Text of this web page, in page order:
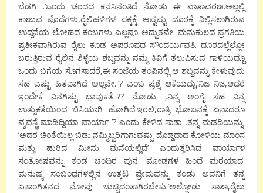
ಬೆಡಗಿ .’ಒಂದು ಚಂದದ ಕನಸಿನಂತಿದೆ ನೋಡು ಈ ವಾತಾವರಣ.ಅಲ್ಲಲ್ಲಿ
ಕಾಣುವ ಪೊದೆಗಳು,ರೈಲಿಹಳಿಗಳ ಪಕ್ಕಕ್ಕೆ ಅಷ್ಟಷ್ಟು ದೂರಕ್ಕೆ ನಿಲ್ಲಿಸಲಾಗಿರುವ
ಉದ್ದನೆಯ ಲೋಹದ ಕಂಬಗಳು ಎಲ್ಲವೂ ಅದ್ಭುತವೇ. ಮನುಕುಲದ ಪ್ರಗತಿಯ
ಪ್ರತೀಕವಾಗಿರುವ ರೈಲು ಕೂಡ ಅಪರೂಪದ ಸೌಂದರ್ಯವತಿ. ದೂರದಲ್ಲೆಲ್ಲೋ
ಬರುತ್ತಿರುವ ರೈಲಿನ ಶಿಳ್ಳೆಯ ಶಬ್ದವನ್ನು ನಮ್ಮ ಕಿವಿಗೆ ತಲುಪಿಸುವ ಗಾಳಿಯದ್ದೂ
ಒಂದು ಬಗೆಯ ಸೊಗಸಾದರೆ,ಈ ಸಂಜೆಯ ತಂಪಿನಲ್ಲಿ ಆ ಶಬ್ದವನ್ನು ಕೇಳುವುದು
ಸಹ ಎಷ್ಟು ಹಿತವಾಗಿದೆ ಅಲ್ಲವೇ..’? ಎಂಬ ಪ್ರಶ್ನೆ ಆಕೆಯದ್ದು.’ನಿಜ ನಿಜ,ಆದರೆ
ಇಂದೇಕೆ ನಿನಗಿಷ್ಟು ಭಾವುಕತೆ..?? ನೋಡು ,ನಿನ್ನ ಅಂಗೈ ಸಹ ನಿನ್ನ
ಉತ್ಸುಕತೆಯಿಂದ ಬಿಸಿಯಾಗಿ ಹೋಗಿದೆ.ಇರಲಿ,ರಾತ್ರಿ ಭೋಜನಕ್ಕೆ ಏನಾದರೂ
ವ್ಯವಸ್ಥೆ ಮಾಡಿದ್ದಿಯಾ ವಾರ್ಯಾ ’? ಎಂದು ಕೇಳಿದ ಸಾಶಾ ,ತನ್ನ ಮಡದಿಯನ್ನು.
’ಅದರ ಚಿಂತೆಯಿಲ್ಲ ಬಿಡು.ನಮ್ಮಿಬ್ಬರಿಗಾಗುವಷ್ಟು ದೊಡ್ಡದಾದ ಕೋಳಿಯ ಮಾಂಸ
ಮತ್ತು ಹುರಿದ ಮೀನು ಮನೆಯಲ್ಲಿದೆ’ ಎಂದುತ್ತರಿಸಿದ ವಾರ್ಯಾಳ
ಸಂತೋಷವನ್ನು ಕಂಡ ಚಂದಿರ ಪುನ: ಮೋಡಗಳ ಹಿಂದೆ ಮರೆಯಾದ.
ಮನುಷ್ಯ ಸಂಬಂಧಗಳಲ್ಲಿನ ಉತ್ಕಟ ಪ್ರೇಮವನ್ನು ಕಂಡು ಅವನಿಗೆ ತನ್ನ
ಏಕಾಂಗಿತನದ ನೋವು ಚುಚ್ಚಿದಂತಾಗಿರಬೇಕು.’ಅಲ್ನೋಡು ಸಾಶಾ,ರೈಲು